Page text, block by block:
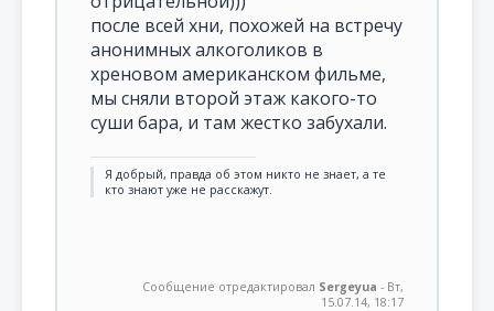
после всей хни, похожей на встречу
анонимных алкоголиков в
хреновом американском фильме,
мы сняли второй этаж какого-то
суши бара, и там жестко забухали.
Я добрый, правда об этом никто не знает, а те
кто знают уже не расскажут.
Сообщение отредактировал Sergeyua - Вт,
15.07.14, 18:17